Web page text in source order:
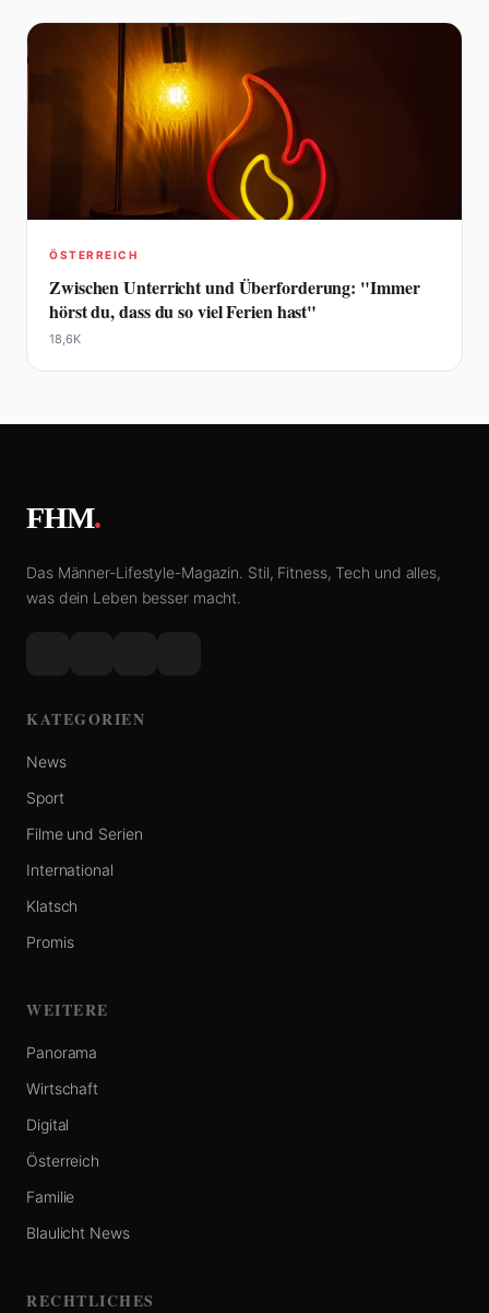
ÖSTERREICH
Zwischen Unterricht und Überforderung: "Immer
hörst du, dass du so viel Ferien hast"
18,6K
FHM.
Das Männer-Lifestyle-Magazin. Stil, Fitness, Tech und alles,
was dein Leben besser macht.
KATEGORIEN
News
Sport
Filme und Serien
International
Klatsch
Promis
WEITERE
Panorama
Wirtschaft
Digital
Österreich
Familie
Blaulicht News
RECHTLICHES